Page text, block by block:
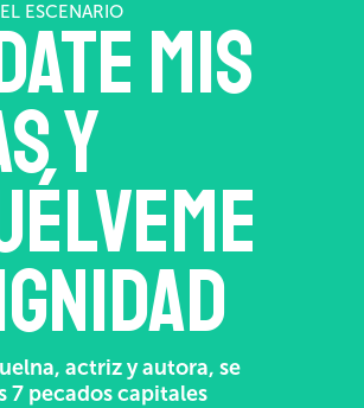
ESCENARIO mis
y
actriz y autora, se
7 pecados capitales